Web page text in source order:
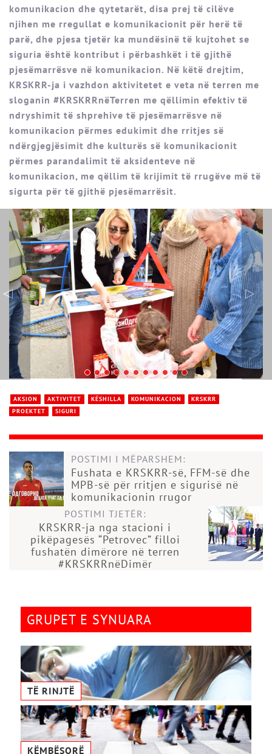
komunikacion dhe qytetarët, disa prej të cilëve
njihen me rregullat e komunikacionit për herë të
parë, dhe pjesa tjetër ka mundësinë të kujtohet se
siguria është kontribut i përbashkët i të gjithë
pjesëmarrësve në komunikacion. Në këtë drejtim,
KRSKRR-ja i vazhdon aktivitetet e veta në terren me
sloganin #KRSKRRnëTerren me qëllimin efektiv të
ndryshimit të shprehive të pjesëmarrësve në
komunikacion përmes edukimit dhe rritjes së
ndërgjegjësimit dhe kulturës së komunikacionit
përmes parandalimit të aksidenteve në
komunikacion, me qëllim të krijimit të rrugëve më të
sigurta për të gjithë pjesëmarrësit.
AKSION AKTIVITET KËSHILLA KOMUNIKACION
KRSKRR
PROEKTET
SIGURI
POSTIMI I MËPARSHEM:
Fushata e KRSKRR-së, FFM-së dhe
MPB-së për rritjen e sigurisë në
komunikacionin rrugor
POSTIMI TJETËR:
KRSKRR-ja nga stacioni i
pikëpagesës “Petrovec” filloi
fushatën dimërore në terren
#KRSKRRnëDimër
GRUPET E SYNUARA
TË RINJTË
KËMBËSORË